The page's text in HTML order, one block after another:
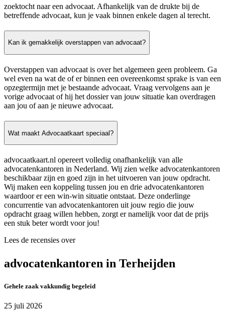
zoektocht naar een advocaat. Afhankelijk van de drukte bij de
betreffende advocaat, kun je vaak binnen enkele dagen al terecht.
Kan ik gemakkelijk overstappen van advocaat?
Overstappen van advocaat is over het algemeen geen probleem. Ga
wel even na wat de of er binnen een overeenkomst sprake is van een
opzegtermijn met je bestaande advocaat. Vraag vervolgens aan je
vorige advocaat of hij het dossier van jouw situatie kan overdragen
aan jou of aan je nieuwe advocaat.
Wat maakt Advocaatkaart speciaal?
advocaatkaart.nl opereert volledig onafhankelijk van alle
advocatenkantoren in Nederland. Wij zien welke advocatenkantoren
beschikbaar zijn en goed zijn in het uitvoeren van jouw opdracht.
Wij maken een koppeling tussen jou en drie advocatenkantoren
waardoor er een win-win situatie ontstaat. Deze onderlinge
concurrentie van advocatenkantoren uit jouw regio die jouw
opdracht graag willen hebben, zorgt er namelijk voor dat de prijs
een stuk beter wordt voor jou!
Lees de recensies over
advocatenkantoren in Terheijden
Gehele zaak vakkundig begeleid
25 juli 2026